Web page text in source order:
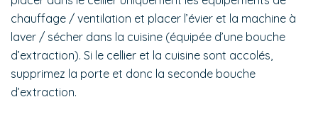
chauffage / ventilation et placer l’évier et la machine à
laver / sécher dans la cuisine (équipée d’une bouche
d’extraction). Si le cellier et la cuisine sont accolés,
supprimez la porte et donc la seconde bouche
d’extraction.